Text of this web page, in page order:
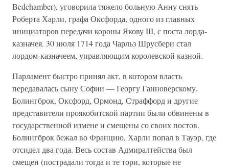
Bedchamber), уговорила тяжело больную Анну снять
Роберта Харли, графа Оксфорда, одного из главных
инициаторов передачи короны Якову III, с поста лорда-
казначея. 30 июля 1714 года Чарльз Шрусбери стал
лордом-казначеем, управляющим королевской казной.
Парламент быстро принял акт, в котором власть
передавалась сыну Софии — Георгу Ганноверскому.
Болингброк, Оксфорд, Ормонд, Страффорд и другие
представители проякобитской партии были обвинены в
государственной измене и смещены со своих постов.
Болингброк бежал во Францию, Харли попал в Тауэр, где
отсидел два года. Весь состав Адмиралтейства был
смещен (пострадали тогда и те тори, которые не